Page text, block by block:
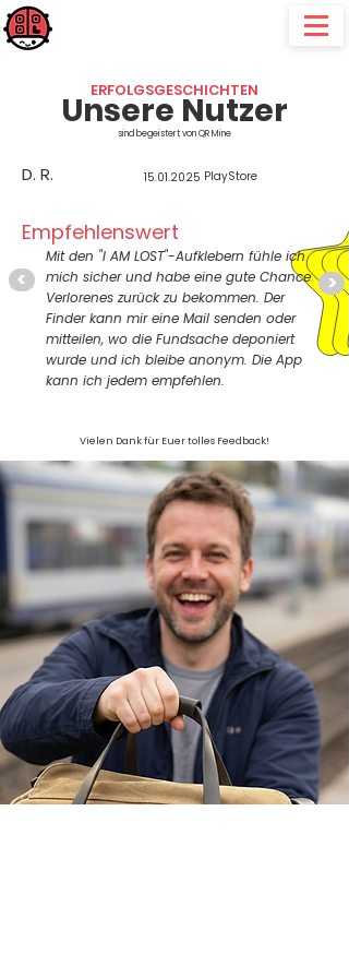
ERFOLGSGESCHICHTEN
Unsere Nutzer
sind begeistert von QR Mine
D. R. 15.01.2025 PlayStore
Empfehlenswert
<
Mit den "I AM LOST"-Aufklebern fühle ich
mich sicher und habe eine gute Chance
Verlorenes zurück zu bekommen. Der
Finder kann mir eine Mail senden oder
mitteilen, wo die Fundsache deponiert
wurde und ich bleibe anonym. Die App
kann ich jedem empfehlen.
>
Vielen Dank für Euer tolles Feedback!